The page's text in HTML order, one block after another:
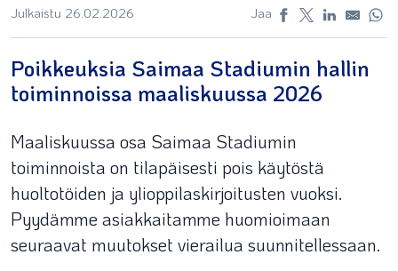
Julkaistu 26.02.2026 Jaa
Poikkeuksia Saimaa Stadiumin hallin
toiminnoissa maaliskuussa 2026
Maaliskuussa osa Saimaa Stadiumin
toiminnoista on tilapäisesti pois käytöstä
huoltotöiden ja ylioppilaskirjoitusten vuoksi.
Pyydämme asiakkaitamme huomioimaan
seuraavat muutokset vierailua suunnitellessaan.